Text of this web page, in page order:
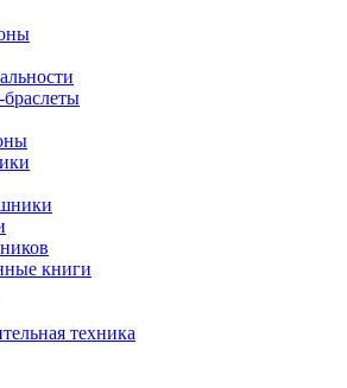
книги
техника